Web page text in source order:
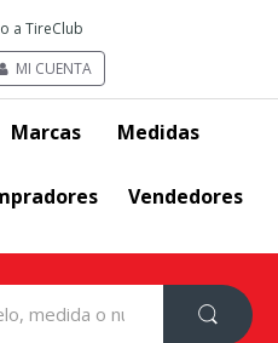
a TireClub
MI CUENTA
Marcas Medidas
Vendedores